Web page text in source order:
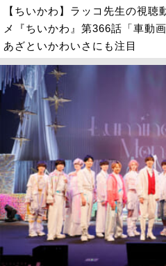
【ちいかわ】ラッコ先生の視
メ『ちいかわ』第366話「車動
あざといかわいさにも注目